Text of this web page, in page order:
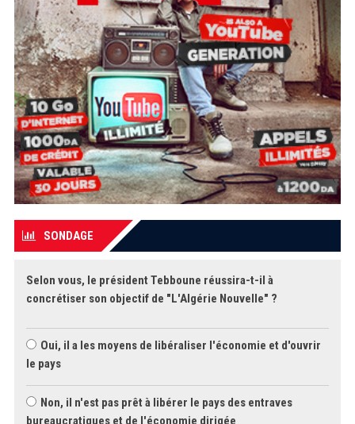
SONDAGE
Selon vous, le président Tebboune réussira-t-il à
concrétiser son objectif de "L'Algérie Nouvelle" ?
Oui, il a les moyens de libéraliser l'économie et d'ouvrir
le pays
Non, il n'est pas prêt à libérer le pays des entraves
bureaucratiques et de l'économie dirigée